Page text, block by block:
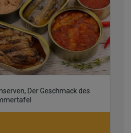
Der Geschmack des